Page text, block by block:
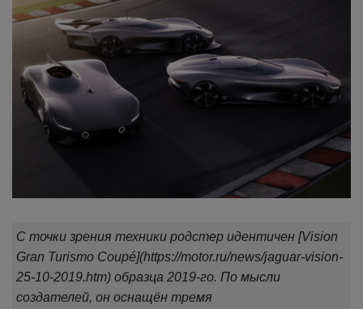
С точки зрения техники родстер идентичен [Vision
Gran Turismo Coupé](https://motor.ru/news/jaguar-vision-
25-10-2019.htm) образца 2019-го. По мысли
создателей, он оснащён тремя